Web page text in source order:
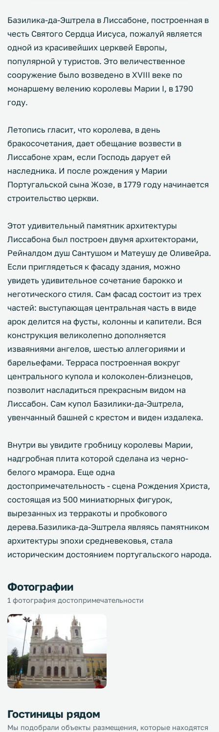
Базилика-да-Эштрела в Лиссабоне, построенная в
честь Святого Сердца Иисуса, пожалуй является
одной из красивейших церквей Европы,
популярной у туристов. Это величественное
сооружение было возведено в XVIII веке по
монаршему велению королевы Марии I, в 1790
году.
Летопись гласит, что королева, в день
бракосочетания, дает обещание возвести в
Лиссабоне храм, если Господь дарует ей
наследника. И после рождения у Марии
Португальской сына Жозе, в 1779 году начинается
строительство церкви.
Этот удивительный памятник архитектуры
Лиссабона был построен двумя архитекторами,
Рейналдом душ Сантушом и Матеушу де Оливейра.
Если приглядеться к фасаду здания, можно
увидеть удивительное сочетание барокко и
неготического стиля. Сам фасад состоит из трех
частей: выступающая центральная часть в виде
арок делится на фусты, колонны и капители. Вся
конструкция великолепно дополняется
изваяниями ангелов, шестью аллегориями и
барельефами. Терраса построенная вокруг
центрального купола и колоколен-близнецов,
позволит насладиться прекрасным видом на
Лиссабон. Сам купол Базилики-да-Эштрела,
увенчанный башней с крестом и виден издалека.
Внутри вы увидите гробницу королевы Марии,
надгробная плита которой сделана из черно-
белого мрамора. Еще одна
достопримечательность - сцена Рождения Христа,
состоящая из 500 миниатюрных фигурок,
вырезанных из терракоты и пробкового
дерева.Базилика-да-Эштрела являясь памятником
архитектуры эпохи средневековья, стала
историческим достоянием португальского народа.
Фотографии
1 фотография достопримечательности
Гостиницы рядом
Мы подобрали объекты размещения, которые находятся